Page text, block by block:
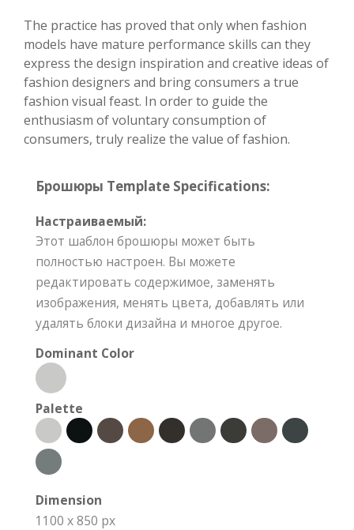
The practice has proved that only when fashion
models have mature performance skills can they
express the design inspiration and creative ideas of
fashion designers and bring consumers a true
fashion visual feast. In order to guide the
enthusiasm of voluntary consumption of
consumers, truly realize the value of fashion.
Брошюры Template Specifications:
Настраиваемый:
Этот шаблон брошюры может быть
полностью настроен. Вы можете
редактировать содержимое, заменять
изображения, менять цвета, добавлять или
удалять блоки дизайна и многое другое.
Dominant Color
Palette
Dimension
1100 x 850 px